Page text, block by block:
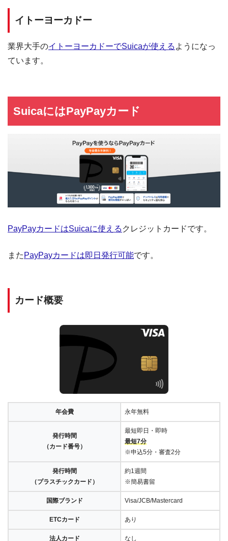
イトーヨーカドー
業界大手のイトーヨーカドーでSuicaが使える ようになっ
ています。
SuicaにはPayPayカード
PayPayカードはSuicaに使える クレジットカードです。
また PayPayカードは即日発行可能です。
カード概要
年会費 永年無料
発行時間
（カード番号）
最短即日・即時
最短7分
※申込5分・審査2分
発行時間
（プラスチックカード）
約1週間
※簡易書留
国際ブランド Visa/JCB/Mastercard
ETCカード あり
法人カード なし